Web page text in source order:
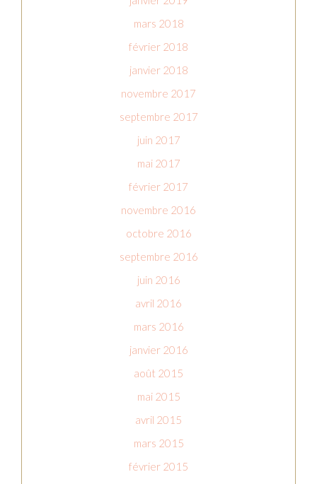
mars 2018
février 2018
janvier 2018
novembre 2017
septembre 2017
juin 2017
mai 2017
février 2017
novembre 2016
octobre 2016
septembre 2016
juin 2016
avril 2016
mars 2016
janvier 2016
août 2015
mai 2015
avril 2015
mars 2015
février 2015